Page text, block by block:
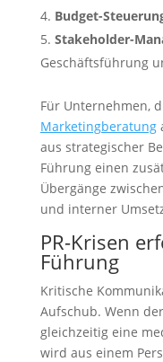
Budget-
Stakeholder-
Geschäftsführung
Für Unternehmen,
Marketingberatung
aus strategischer
Führung einen
Übergänge
und interner
PR-Krisen
Führung
Kritische
Aufschub. Wenn
gleichzeitig eine
wird aus einem